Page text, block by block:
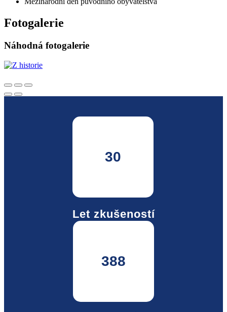
Fotogalerie
Náhodná fotogalerie
30
Let zkušeností
388